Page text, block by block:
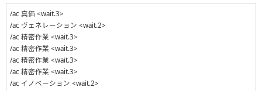
/ac 真価 <wait.3>
/ac ヴェネレーション <wait.2>
/ac 精密作業 <wait.3>
/ac 精密作業 <wait.3>
/ac 精密作業 <wait.3>
/ac 精密作業 <wait.3>
/ac イノベーション <wait.2>